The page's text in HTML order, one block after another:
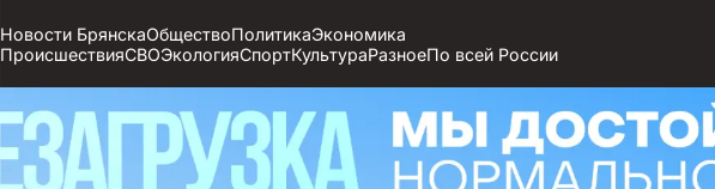
Новости БрянскаОбществоПолитикаЭкономика
ПроисшествияСВОЭкологияСпортКультураРазноеПо всей России